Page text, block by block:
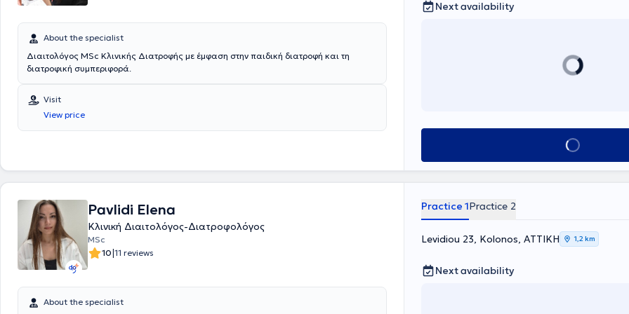
the nutrition of children and adults, and has delivered educational lectures to sports
About the specialist
Διαιτολόγος MSc Κλινικής Διατροφής με έμφαση στην παιδική διατροφή και τη
διατροφική συμπεριφορά.
Visit
View price
Next availability
Book appointment
Pavlidi Elena
Κλινική Διαιτολόγος-Διατροφολόγος
MSc
10|11 reviews
About the specialist
Practice 1Practice 2
Levidiou 23, Kolonos, ΑΤΤΙΚΗ 1,2 km
Next availability